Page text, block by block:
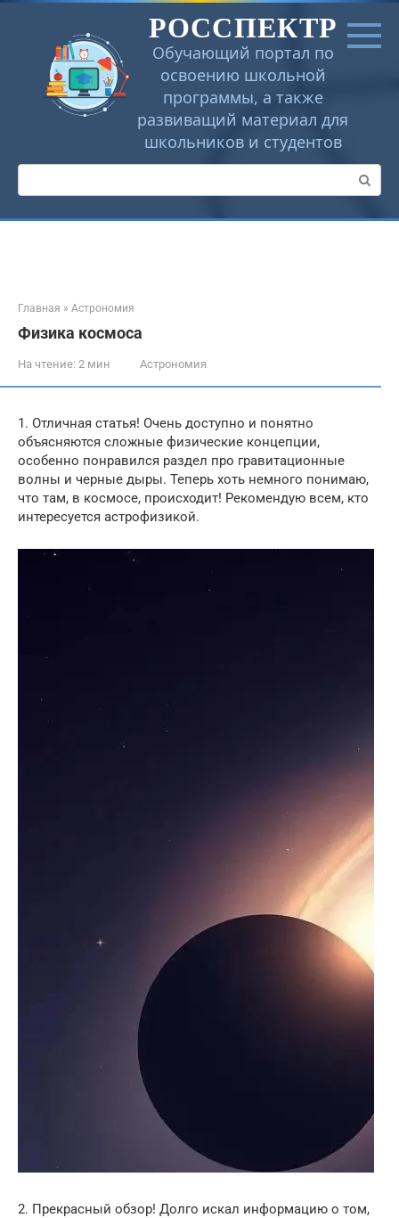
Перейти
РОССПЕКТР
Обучающий портал по
освоению школьной
программы, а также
развиващий материал для
школьников и студентов
Поиск:
Главная » Астрономия
Физика космоса
На чтение: 2 мин Астрономия
1. Отличная статья! Очень доступно и понятно
объясняются сложные физические концепции,
особенно понравился раздел про гравитационные
волны и черные дыры. Теперь хоть немного понимаю,
что там, в космосе, происходит! Рекомендую всем, кто
интересуется астрофизикой.
2. Прекрасный обзор! Долго искал информацию о том,